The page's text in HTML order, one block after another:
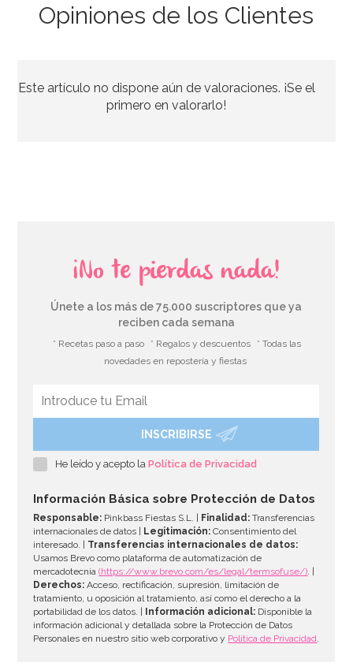
Opiniones de los Clientes
Este artículo no dispone aún de valoraciones. ¡Se el
primero en valorarlo!
¡No te pierdas nada!
Únete a los más de 75.000 suscriptores que ya
reciben cada semana
* Recetas paso a paso * Regalos y descuentos
* Todas las
novedades en repostería y fiestas
INSCRIBIRSE
He leído y acepto laPolítica de Privacidad
Información Básica sobre Protección de Datos
Responsable: Pinkbass Fiestas S.L. | Finalidad: Transferencias
internacionales de datos |
Legitimación: Consentimiento del
interesado. | Transferencias internacionales de datos:
Usamos Brevo como plataforma de automatización de
mercadotecnia(https://www.brevo.com/es/legal/termsofuse/). |
Derechos: Acceso, rectificación, supresión, limitación de
tratamiento, u oposición al tratamiento, así como el derecho a la
portabilidad de los datos. |
Información adicional: Disponible la
información adicional y detallada sobre la Protección de Datos
Personales en nuestro sitio web corporativo y Política de Privacidad.